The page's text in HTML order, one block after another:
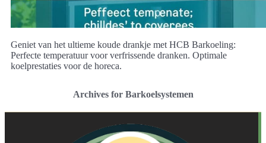
Geniet van het ultieme koude drankje met HCB Barkoeling:
Perfecte temperatuur voor verfrissende dranken. Optimale
koelprestaties voor de horeca.
Archives for Barkoelsystemen